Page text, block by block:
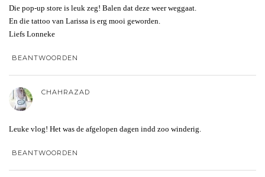
Die pop-up store is leuk zeg! Balen dat deze weer weggaat.
En die tattoo van Larissa is erg mooi geworden.
Liefs Lonneke
BEANTWOORDEN
CHAHRAZAD
Leuke vlog! Het was de afgelopen dagen indd zoo winderig.
BEANTWOORDEN